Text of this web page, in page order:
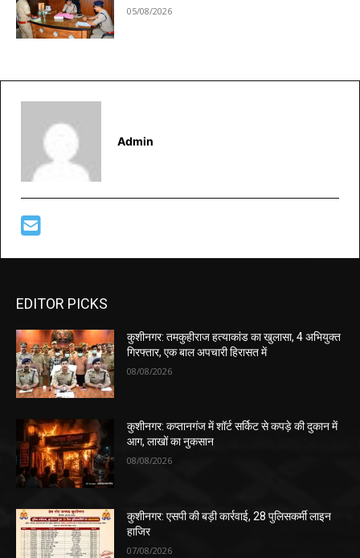
05/08/2026
Admin
EDITOR PICKS
कुशीनगर: तमकुहीराज हत्याकांड का खुलासा, 4 अभियुक्त
गिरफ्तार, एक बाल अपचारी हिरासत में
08/08/2026
कुशीनगर: कप्तानगंज में शॉर्ट सर्किट से कपड़े की दुकान में
आग, लाखों का नुकसान
08/08/2026
कुशीनगर: एसपी की बड़ी कार्रवाई, 28 पुलिसकर्मी लाइन
हाजिर
07/08/2026